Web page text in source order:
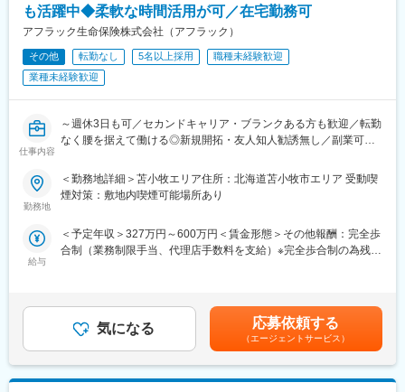
（3）提案しやすい保険商品
当社のがん保険・医療保険の保有契約数は業界トップクラスで
様な商品ラインアップがあり、少額のものから手厚い保障のある
商品までお客様のライフプランに合った内容が提案できます。
を実感できます。
また、協力会社や職人の方々など多くの関係者とコミュニケーシ
ョンを取りながら進める仕事のため、現場全体が一つのチームと
なる一体感を味わえることも大きな魅力です。
■職場環境：
度の職人チームの安全管理を行います。
・現場で必要になる知識や経験は一からOJTを通して教育いたし
＼社員を大事にする会社・離職率約5.6％／
セントランス株式会社様では、一人ひとりの社員を大事に育てる
行ったり、全社的な交流機会として"未来会"という社内イベントを
開催する等、一体感のある組織でそれぞれが理想とするキャリア
同社では、「ポリネーター企業」を掲げ、お客様のもとに花を咲
かせられるような付加価値のある人財の育成と提供に力を入れて
おります。
変更の範囲：会社の定める業務
も活躍中◆柔軟な時間活用が可／在宅勤務可
アフラック生命保険株式会社（アフラック）
その他 転勤なし 5名以上採用
職種未経験歓迎
業種未経験歓迎
仕事内容
～週休3日も可／セカンドキャリア・ブランクある方も歓迎／転勤
なく腰を据えて働ける◎新規開拓・友人知人勧誘無し／副業可／
◆業務内容
契約内容見直しや新商品提案など、既にアフラックの保険にご加
◆具体的な業務内容
当社代理店制度の一形態であるストラテジックパートナー（SP）
お客様は、当社の保険にご契約いただいている方や、保険に興味
を持ってお問い合わせいただいた方が対象です。個々のライフス
タイルに合った最適な保険の提案営業を行ってください。
◆働きやすい環境
業務委託のため、勤務地および就業日・就業時間は自由です。お
勤務地
＜勤務地詳細＞苫小牧エリア住所：北海道苫小牧市エリア 受動喫
煙対策：敷地内喫煙可能場所あり
給与
＜予定年収＞327万円～600万円＜賃金形態＞その他報酬：完全歩
合制（業務制限手当、代理店手数料を支給）※完全歩合制の為残業
業務制限手当（成績連動）を支給 ※最低保証なし・分配後手数
料 2ヵ月目以降業績に応じた分配後手数料（成績連動）を支給■
就業開始時の想定年収：327万円賃金はあくまでも目安の金額で
あり、選考を通じて上下する可能性があります。月給(月額)は固定
手当を含めた表記です。
気になる 応募依頼する
（エージェントサービス）